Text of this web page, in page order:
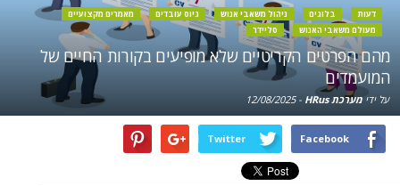
דעות בלוגים ניהול משאבי אנוש גיוס עובדים
מאמרים מקצועיים
מעולם משאבי האנוש
סליידר
מהם הפרטים הקריטיים שלא מופיעים בקורות החיים של
המועמדים
על ידי מערכת HRus -
12/08/2025
Facebook
Twitter